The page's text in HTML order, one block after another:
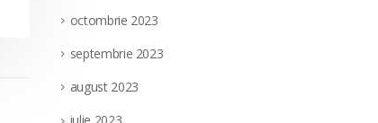
octombrie 2023
septembrie 2023
august 2023